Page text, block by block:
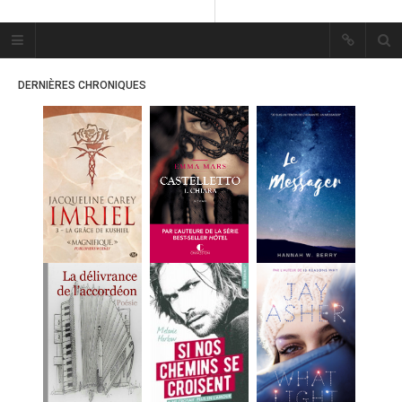
Plume Bleue
« Les mots sont les passants
« Les mots sont les passants
mystérieux de l’âme. »
ACCUEIL
LES PLUMES
MES FUTURES
LECTURES
MES CRITIQUES
MES ARTICLES
MARION
DERNIÈRES CHRONIQUES